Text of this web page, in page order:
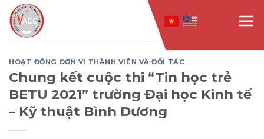
Skip
to
content
HOẠT ĐỘNG ĐƠN VỊ THÀNH VIÊN VÀ ĐỐI TÁC
Chung kết cuộc thi “Tin học trẻ
BETU 2021” trường Đại học Kinh tế
– Kỹ thuật Bình Dương